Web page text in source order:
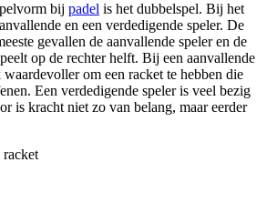
bij padel is het dubbelspel. Bij het
en een verdedigende speler. De
gevallen de aanvallende speler en de
op de rechter helft. Bij een aanvallende
om een racket te hebben die
Een verdedigende speler is veel bezig
is kracht niet zo van belang, maar eerder